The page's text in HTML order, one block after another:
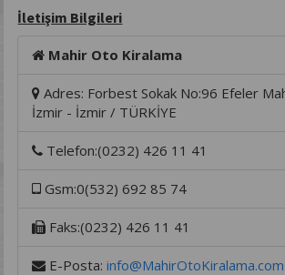
İletişim Bilgileri
Mahir Oto Kiralama
Adres: Forbest Sokak No:96 Efeler
İzmir - İzmir / TÜRKİYE
Telefon:(0232) 426 11 41
Gsm:0(532) 692 85 74
Faks:(0232) 426 11 41
E-Posta:info@MahirOtoKiralama.com